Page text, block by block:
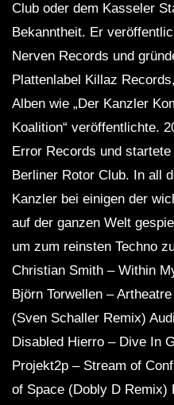
Club oder dem Kasseler
Bekanntheit. Er
Nerven Records und
Plattenlabel Killaz
Alben wie „Der Kanzler
Koalition“ veröffentlichte.
Error Records und
Berliner Rotor Club. In all
Kanzler bei einigen der
auf der ganzen Welt
um zum reinsten Techno
Christian Smith – Within
Björn Torwellen –
(Sven Schaller Remix)
Disabled Hierro – Dive In
Projekt2p – Stream of
of Space (Dobly D Remix)